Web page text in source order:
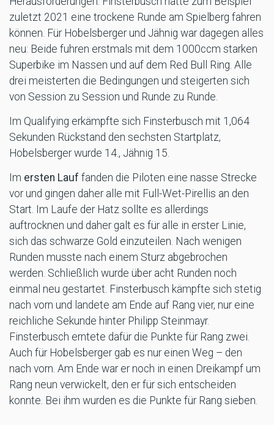
zuletzt 2021 eine trockene Runde am Spielberg fahren
können. Für Hobelsberger und Jähnig war dagegen alles
neu: Beide fuhren erstmals mit dem 1000ccm starken
Superbike im Nassen und auf dem Red Bull Ring. Alle
drei meisterten die Bedingungen und steigerten sich
von Session zu Session und Runde zu Runde.
Im Qualifying erkämpfte sich Finsterbusch mit 1,064
Sekunden Rückstand den sechsten Startplatz,
Hobelsberger wurde 14., Jähnig 15.
Im ersten Lauf fanden die Piloten eine nasse Strecke
vor und gingen daher alle mit Full-Wet-Pirellis an den
Start. Im Laufe der Hatz sollte es allerdings
auftrocknen und daher galt es für alle in erster Linie,
sich das schwarze Gold einzuteilen. Nach wenigen
Runden musste nach einem Sturz abgebrochen
werden. Schließlich wurde über acht Runden noch
einmal neu gestartet. Finsterbusch kämpfte sich stetig
nach vorn und landete am Ende auf Rang vier, nur eine
reichliche Sekunde hinter Philipp Steinmayr.
Finsterbusch erntete dafür die Punkte für Rang zwei.
Auch für Hobelsberger gab es nur einen Weg – den
nach vorn. Am Ende war er noch in einen Dreikampf um
Rang neun verwickelt, den er für sich entscheiden
konnte. Bei ihm wurden es die Punkte für Rang sieben.